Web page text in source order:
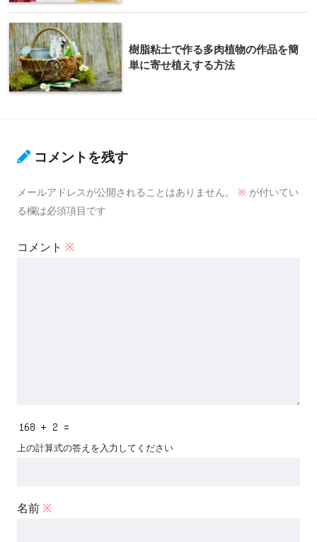
樹脂粘土で作る多肉植物の作品を簡
単に寄せ植えする方法
コメントを残す
メールアドレスが公開されることはありません。 ※ が付いてい
る欄は必須項目です
コメント ※
上の計算式の答えを入力してください
名前 ※